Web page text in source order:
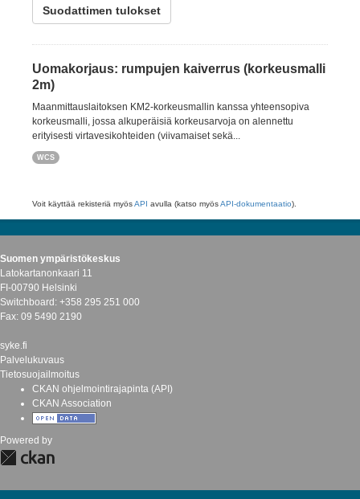
Suodattimen tulokset
Uomakorjaus: rumpujen kaiverrus (korkeusmalli
2m)
Maanmittauslaitoksen KM2-korkeusmallin kanssa yhteensopiva
korkeusmalli, jossa alkuperäisiä korkeusarvoja on alennettu
erityisesti virtavesikohteiden (viivamaiset sekä...
WCS
Voit käyttää rekisteriä myösAPI avulla (katso myösAPI-dokumentaatio).
Suomen ympäristökeskus
Latokartanonkaari 11
FI-00790 Helsinki
Switchboard: +358 295 251 000
Fax: 09 5490 2190
syke.fi
Palvelukuvaus
Tietosuojailmoitus
CKAN ohjelmointirajapinta (API)
CKAN Association
Powered by